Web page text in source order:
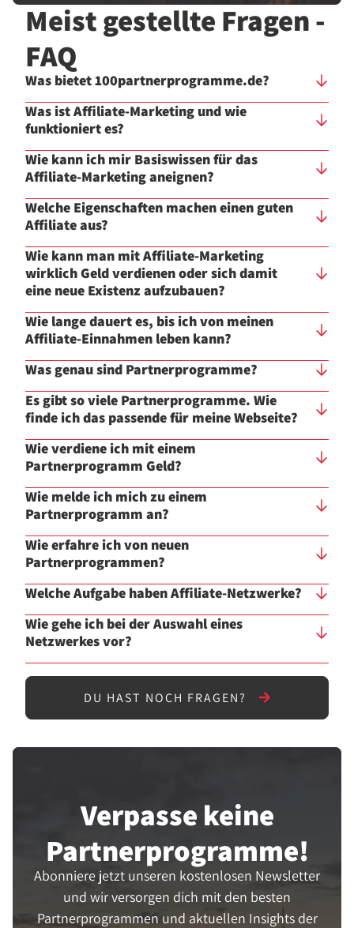
Meist gestellte Fragen -
FAQ
Was bietet 100partnerprogramme.de?
Was ist Affiliate-Marketing und wie
funktioniert es?
Wie kann ich mir Basiswissen für das
Affiliate-Marketing aneignen?
Welche Eigenschaften machen einen guten
Affiliate aus?
Wie kann man mit Affiliate-Marketing
wirklich Geld verdienen oder sich damit
eine neue Existenz aufzubauen?
Wie lange dauert es, bis ich von meinen
Affiliate-Einnahmen leben kann?
Was genau sind Partnerprogramme?
Es gibt so viele Partnerprogramme. Wie
finde ich das passende für meine Webseite?
Wie verdiene ich mit einem
Partnerprogramm Geld?
Wie melde ich mich zu einem
Partnerprogramm an?
Wie erfahre ich von neuen
Partnerprogrammen?
Welche Aufgabe haben Affiliate-Netzwerke?
Wie gehe ich bei der Auswahl eines
Netzwerkes vor?
DU HAST NOCH FRAGEN?
Verpasse keine
Partner­programme!
Abonniere jetzt unseren kostenlosen Newsletter
und wir versorgen dich mit den besten
Partnerprogrammen und aktuellen Insights der